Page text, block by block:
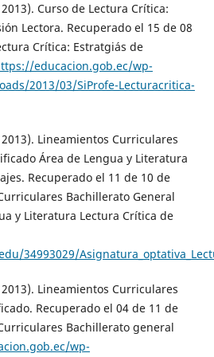
Curso de Lectura Crítica:
Lectora. Recuperado el 15 de 08
Crítica: Estratgiás de
educacion.gob.ec/wp-
2013/03/SiProfe-Lecturacritica-
Lineamientos Curriculares
Área de Lengua y Literatura
Recuperado el 11 de 10 de
Bachillerato General
y Literatura Lectura Crítica de
34993029/
Lineamientos Curriculares
Recuperado el 04 de 11 de
Bachillerato general
wp-